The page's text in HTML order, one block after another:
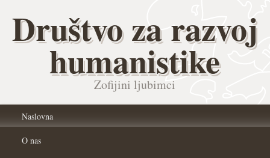
Društvo za razvoj
humanistike
Zofijini ljubimci
Naslovna
O nas